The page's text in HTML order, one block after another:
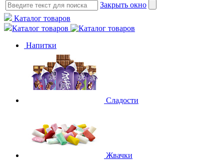
Закрыть окно
Каталог товаров
Каталог товаров
Напитки
Сладости
Жвачки